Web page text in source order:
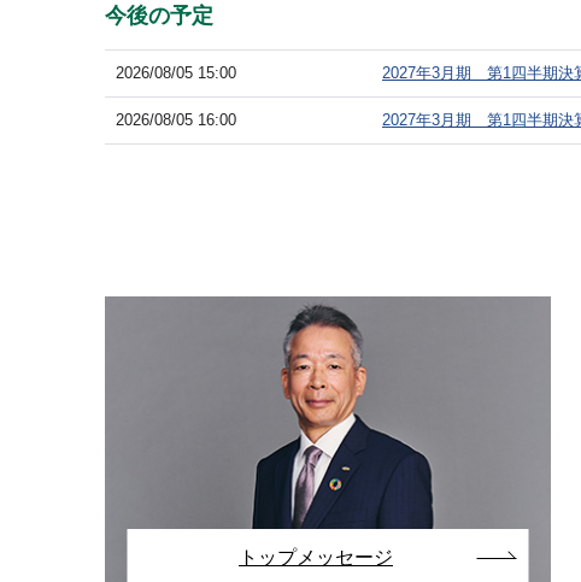
今後の予定
2026/08/05 15:00 2027年3月期 第1四半期決
2026/08/05 16:00 2027年3月期 第1四半期決
トップメッセージ